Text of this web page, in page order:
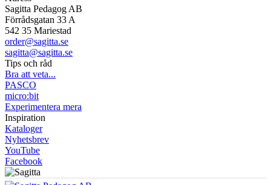
Sagitta Pedagog AB
Förrådsgatan 33 A
542 35 Mariestad
order@sagitta.se
sagitta@sagitta.se
Tips och råd
Bra att veta...
PASCO
micro:bit
Experimentera mera
Inspiration
Kataloger
Nyhetsbrev
YouTube
Facebook